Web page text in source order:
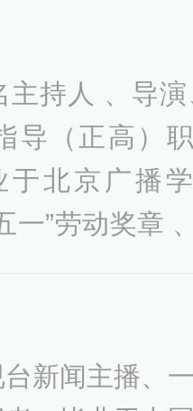
视十佳主持人
前三甲。她
晚》、《中
主持人 、导
导（正高）
于北京广播
一”劳动奖章
中央电视台
；自1996年
年11月，调
新闻主播、